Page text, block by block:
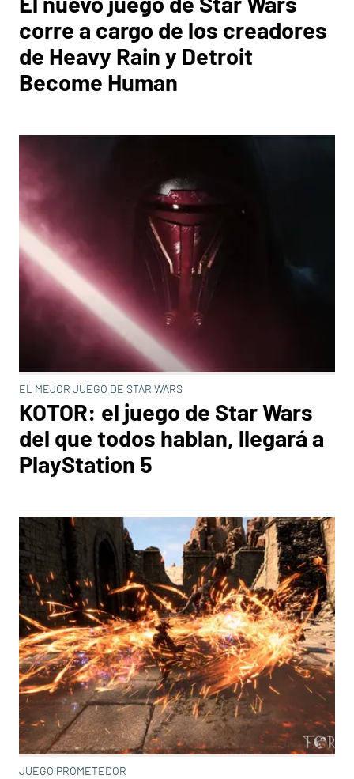
corre a cargo de los creadores
de Heavy Rain y Detroit
Become Human
EL MEJOR JUEGO DE STAR WARS
KOTOR: el juego de Star Wars
del que todos hablan, llegará a
PlayStation 5
JUEGO PROMETEDOR